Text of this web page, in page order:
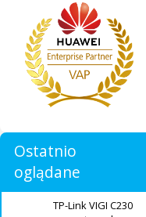
Ostatnio
oglądane
TP-Link VIGI C230